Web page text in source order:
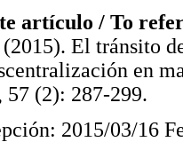
artículo / To
El tránsito
en
(2): 287-299.
2015/03/16